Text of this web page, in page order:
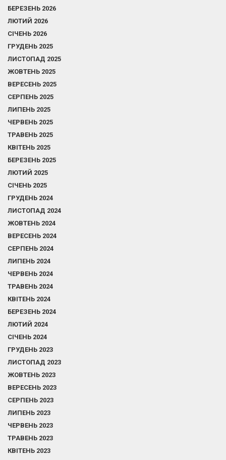
БЕРЕЗЕНЬ 2026
ЛЮТИЙ 2026
СІЧЕНЬ 2026
ГРУДЕНЬ 2025
ЛИСТОПАД 2025
ЖОВТЕНЬ 2025
ВЕРЕСЕНЬ 2025
СЕРПЕНЬ 2025
ЛИПЕНЬ 2025
ЧЕРВЕНЬ 2025
ТРАВЕНЬ 2025
КВІТЕНЬ 2025
БЕРЕЗЕНЬ 2025
ЛЮТИЙ 2025
СІЧЕНЬ 2025
ГРУДЕНЬ 2024
ЛИСТОПАД 2024
ЖОВТЕНЬ 2024
ВЕРЕСЕНЬ 2024
СЕРПЕНЬ 2024
ЛИПЕНЬ 2024
ЧЕРВЕНЬ 2024
ТРАВЕНЬ 2024
КВІТЕНЬ 2024
БЕРЕЗЕНЬ 2024
ЛЮТИЙ 2024
СІЧЕНЬ 2024
ГРУДЕНЬ 2023
ЛИСТОПАД 2023
ЖОВТЕНЬ 2023
ВЕРЕСЕНЬ 2023
СЕРПЕНЬ 2023
ЛИПЕНЬ 2023
ЧЕРВЕНЬ 2023
ТРАВЕНЬ 2023
КВІТЕНЬ 2023